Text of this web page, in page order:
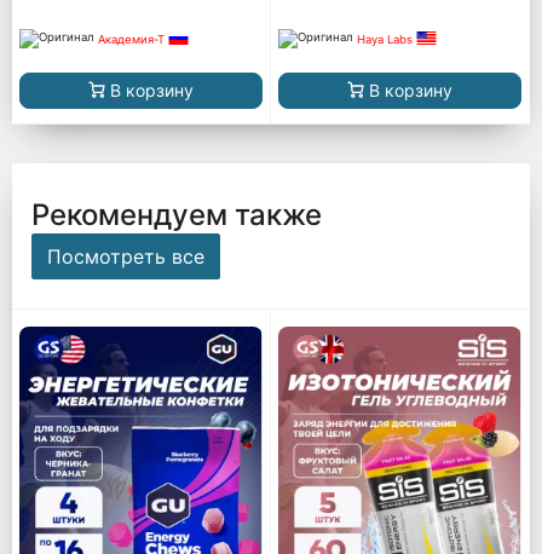
Академия-Т
В корзину
Haya Labs
В корзину
Рекомендуем также
Посмотреть все